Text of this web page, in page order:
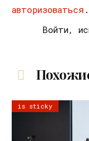
авторизоваться .
Войти,
is sticky